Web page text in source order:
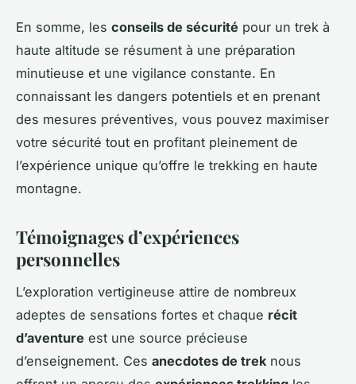
En somme, les conseils de sécurité pour un trek à
haute altitude se résument à une préparation
minutieuse et une vigilance constante. En
connaissant les dangers potentiels et en prenant
des mesures préventives, vous pouvez maximiser
votre sécurité tout en profitant pleinement de
l’expérience unique qu’offre le trekking en haute
montagne.
Témoignages d’expériences
personnelles
L’exploration vertigineuse attire de nombreux
adeptes de sensations fortes et chaque récit
d’aventure est une source précieuse
d’enseignement. Ces anecdotes de trek nous